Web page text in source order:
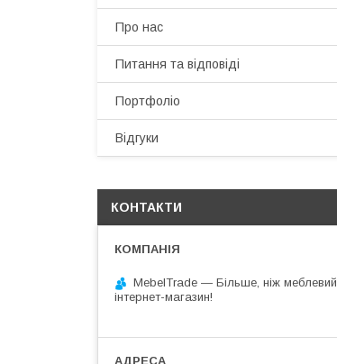
Про нас
Питання та відповіді
Портфоліо
Відгуки
КОНТАКТИ
MebelTrade — Більше, ніж меблевий
інтернет-магазин!